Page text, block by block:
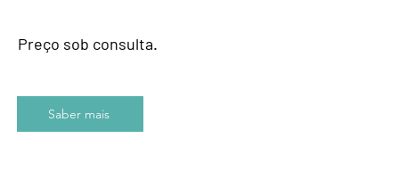
Preço sob consulta.
Saber mais